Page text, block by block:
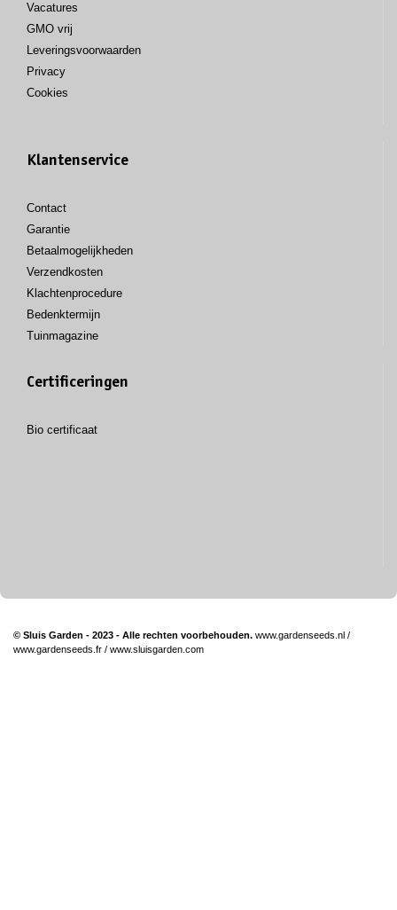
Vacatures
GMO vrij
Leveringsvoorwaarden
Privacy
Cookies
Klantenservice
Contact
Garantie
Betaalmogelijkheden
Verzendkosten
Klachtenprocedure
Bedenktermijn
Tuinmagazine
Certificeringen
Bio certificaat
© Sluis Garden - 2023 - Alle rechten voorbehouden. www.gardenseeds.nl /
www.gardenseeds.fr / www.sluisgarden.com